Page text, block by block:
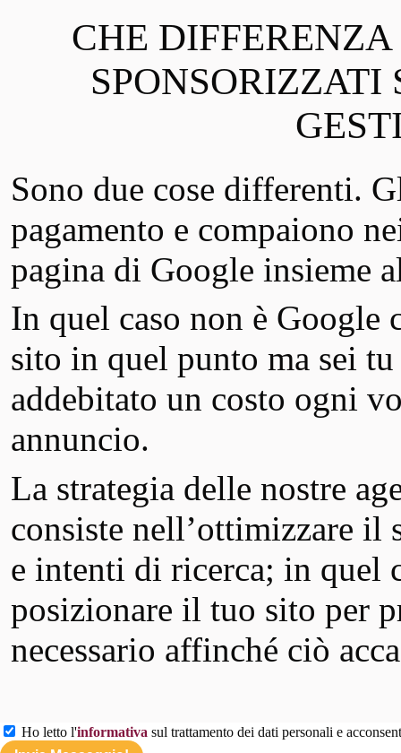
CHE
SPONSORIZZATI
Sono due cose differenti.
pagamento e compaiono
pagina di Google insieme
In quel caso non è Google
sito in quel punto ma sei
addebitato un costo ogni
annuncio.
La strategia delle nostre
consiste nell’ottimizzare il
e intenti di ricerca; in quel
posizionare il tuo sito per
necessario affinché ciò
Ho letto l'informativa sul trattamento dei dati personali e